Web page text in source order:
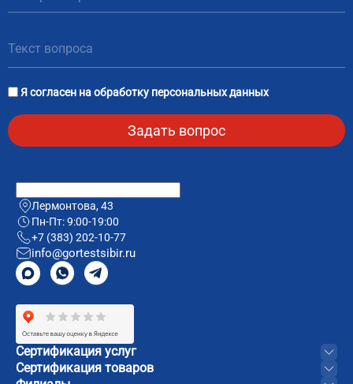
Я согласен наобработку персональных данных
Сертификация услуг
Сертификация товаров
Лермонтова, 43
Пн-Пт: 9:00-19:00
+7 (383) 202-10-77
info@gortestsibir.ru